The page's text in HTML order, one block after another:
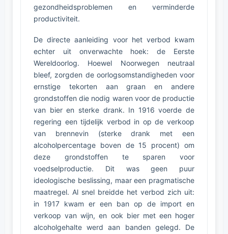
gezondheidsproblemen en verminderde
productiviteit.
De directe aanleiding voor het verbod kwam
echter uit onverwachte hoek: de Eerste
Wereldoorlog. Hoewel Noorwegen neutraal
bleef, zorgden de oorlogsomstandigheden voor
ernstige tekorten aan graan en andere
grondstoffen die nodig waren voor de productie
van bier en sterke drank. In 1916 voerde de
regering een tijdelijk verbod in op de verkoop
van brennevin (sterke drank met een
alcoholpercentage boven de 15 procent) om
deze grondstoffen te sparen voor
voedselproductie. Dit was geen puur
ideologische beslissing, maar een pragmatische
maatregel. Al snel breidde het verbod zich uit:
in 1917 kwam er een ban op de import en
verkoop van wijn, en ook bier met een hoger
alcoholgehalte werd aan banden gelegd. De